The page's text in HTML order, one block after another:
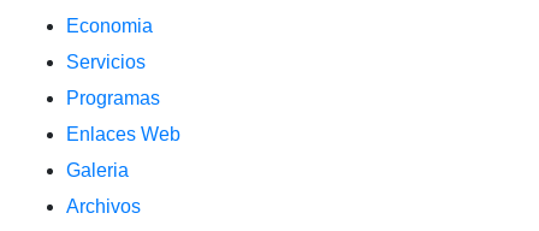
Economia
Servicios
Programas
Enlaces Web
Galeria
Archivos